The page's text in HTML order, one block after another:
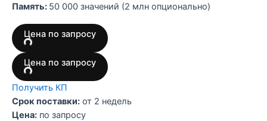
Память: 50 000 значений (2 млн опционально)
Цена по запросу
Цена по запросу
Получить КП
Срок поставки: от 2 недель
Цена: по запросу